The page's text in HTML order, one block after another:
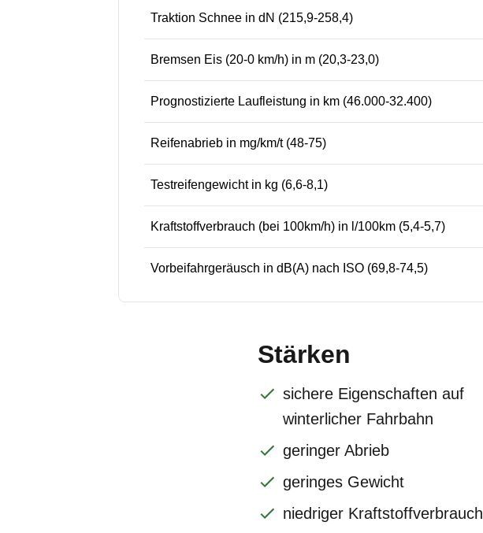
Traktion Schnee in dN (215,9-258,4)
Bremsen Eis (20-0 km/h) in m (20,3-23,0)
Prognostizierte Laufleistung in km (46.000-32.400)
Reifenabrieb in mg/km/t (48-75)
Testreifengewicht in kg (6,6-8,1)
Kraftstoffverbrauch (bei 100km/h) in l/100km (5,4-5,7)
Vorbeifahrgeräusch in dB(A) nach ISO (69,8-74,5)
Stärken
sichere Eigenschaften auf
winterlicher Fahrbahn
geringer Abrieb
geringes Gewicht
niedriger Kraftstoffverbrauch